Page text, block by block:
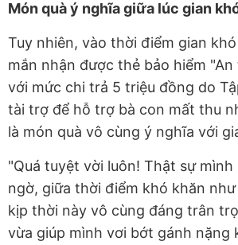
Món quà ý nghĩa giữa lúc gian
Tuy nhiên, vào thời điểm gian
mắn nhận được thẻ bảo hiểm
với mức chi trả 5 triệu đồng do
tài trợ để hỗ trợ bà con mất thu
là món quà vô cùng ý nghĩa với
"Quá tuyệt vời luôn! Thật sự
ngờ, giữa thời điểm khó khăn
kịp thời này vô cùng đáng trân
vừa giúp mình vơi bớt gánh nặng